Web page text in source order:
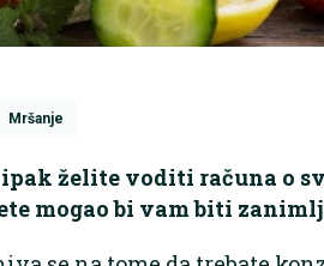
Mršanje
želite voditi računa o
mogao bi vam biti